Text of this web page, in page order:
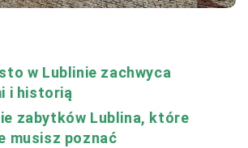
w Lublinie zachwyca
i historią
zabytków Lublina, które
musisz poznać